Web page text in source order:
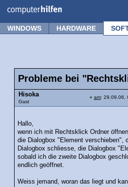
WINDOWS HARDWARE
Probleme bei
Hisoka
Gast
« am: 29.09.06,
Hallo,
wenn ich mit Rechtsklick Ordner
die Dialogbox "Element verschieben",
Dialogbox schliesse, die Dialogbox
sobald ich die zweite Dialogbox
endlich geöffnet.
Weiss jemand, woran das liegt und